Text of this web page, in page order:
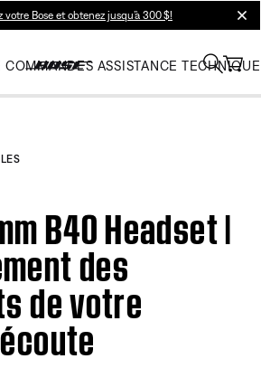
votre Bose et obtenez jusqu’à 300 $!
COMMANDES ASSISTANCE TECHNIQUE
B40 Headset |
des
de votre